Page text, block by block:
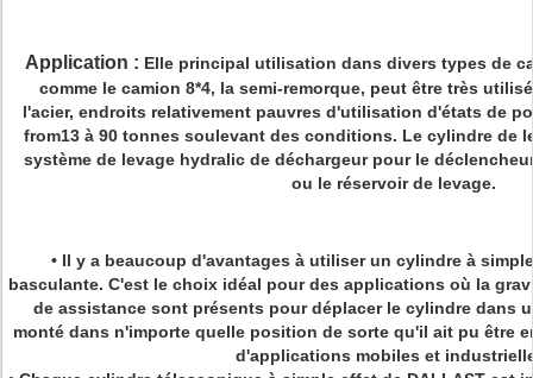
Application : Elle principal utilisation dans divers types de
comme le camion 8*4, la semi-remorque, peut être très
l'acier, endroits relativement pauvres d'utilisation d'états de
from13 à 90 tonnes soulevant des conditions. Le cylindre de
système de levage hydralic de déchargeur pour le
ou le réservoir de levage.
• Il y a beaucoup d'avantages à utiliser un cylindre à
basculante. C'est le choix idéal pour des applications où la
de assistance sont présents pour déplacer le cylindre dans
monté dans n'importe quelle position de sorte qu'il ait pu être
d'applications mobiles et